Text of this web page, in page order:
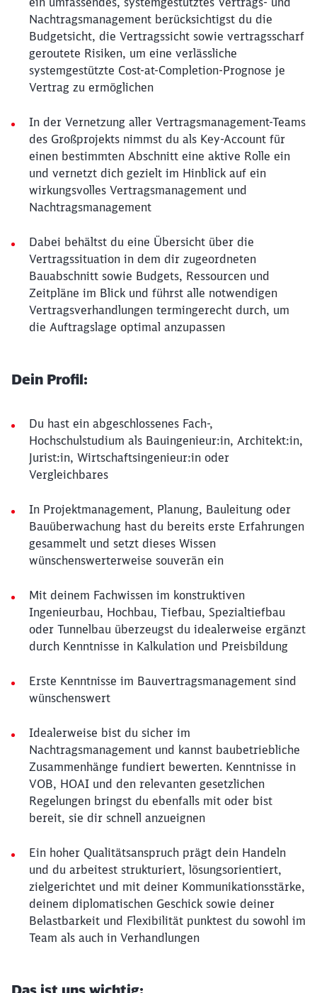
Nachtragsmanagement berücksichtigst du die
Budgetsicht, die Vertragssicht sowie vertragsscharf
geroutete Risiken, um eine verlässliche
systemgestützte Cost-at-Completion-Prognose je
Vertrag zu ermöglichen
In der Vernetzung aller Vertragsmanagement-Teams
des Großprojekts nimmst du als Key-Account für
einen bestimmten Abschnitt eine aktive Rolle ein
und vernetzt dich gezielt im Hinblick auf ein
wirkungsvolles Vertragsmanagement und
Nachtragsmanagement
Dabei behältst du eine Übersicht über die
Vertragssituation in dem dir zugeordneten
Bauabschnitt sowie Budgets, Ressourcen und
Zeitpläne im Blick und führst alle notwendigen
Vertragsverhandlungen termingerecht durch, um
die Auftragslage optimal anzupassen
Dein Profil:
Du hast ein abgeschlossenes Fach-,
Hochschulstudium als Bauingenieur:in, Architekt:in,
Jurist:in, Wirtschaftsingenieur:in oder
Vergleichbares
In Projektmanagement, Planung, Bauleitung oder
Bauüberwachung hast du bereits erste Erfahrungen
gesammelt und setzt dieses Wissen
wünschenswerterweise souverän ein
Mit deinem Fachwissen im konstruktiven
Ingenieurbau, Hochbau, Tiefbau, Spezialtiefbau
oder Tunnelbau überzeugst du idealerweise ergänzt
durch Kenntnisse in Kalkulation und Preisbildung
Erste Kenntnisse im Bauvertragsmanagement sind
wünschenswert
Idealerweise bist du sicher im
Nachtragsmanagement und kannst baubetriebliche
Zusammenhänge fundiert bewerten. Kenntnisse in
VOB, HOAI und den relevanten gesetzlichen
Regelungen bringst du ebenfalls mit oder bist
bereit, sie dir schnell anzueignen
Ein hoher Qualitätsanspruch prägt dein Handeln
und du arbeitest strukturiert, lösungsorientiert,
zielgerichtet und mit deiner Kommunikationsstärke,
deinem diplomatischen Geschick sowie deiner
Belastbarkeit und Flexibilität punktest du sowohl im
Team als auch in Verhandlungen